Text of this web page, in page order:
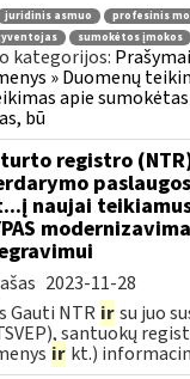
juridinis asmuo
profesinis
sumokėtos įmokos
kategorijos:
» Duomenų
apie
bū
registro
naujai
2023-11-28
Gauti NTR irsu juo
santuokų
ir kt.)